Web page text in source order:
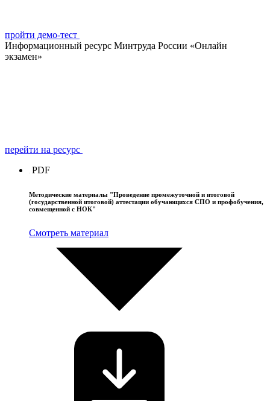
пройти демо-тест
Информационный ресурс Минтруда России «Онлайн
экзамен»
перейти на ресурс
PDF
Методические материалы "Проведение промежуточной и итоговой
(государственной итоговой) аттестации обучающихся СПО и профобучения,
совмещенной с НОК"
Смотреть материал